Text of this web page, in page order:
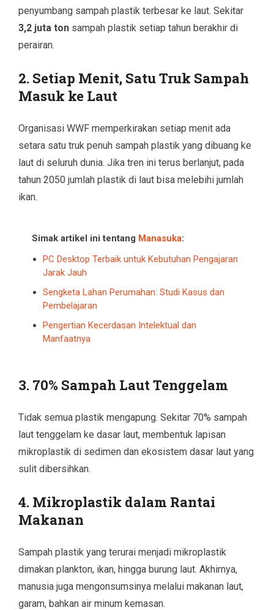
penyumbang sampah plastik terbesar ke laut. Sekitar
3,2 juta ton sampah plastik setiap tahun berakhir di
perairan.
2. Setiap Menit, Satu Truk Sampah
Masuk ke Laut
Organisasi WWF memperkirakan setiap menit ada
setara satu truk penuh sampah plastik yang dibuang ke
laut di seluruh dunia. Jika tren ini terus berlanjut, pada
tahun 2050 jumlah plastik di laut bisa melebihi jumlah
ikan.
Simak artikel ini tentang Manasuka:
PC Desktop Terbaik untuk Kebutuhan Pengajaran
Jarak Jauh
Sengketa Lahan Perumahan: Studi Kasus dan
Pembelajaran
Pengertian Kecerdasan Intelektual dan
Manfaatnya
3. 70% Sampah Laut Tenggelam
Tidak semua plastik mengapung. Sekitar 70% sampah
laut tenggelam ke dasar laut, membentuk lapisan
mikroplastik di sedimen dan ekosistem dasar laut yang
sulit dibersihkan.
4. Mikroplastik dalam Rantai
Makanan
Sampah plastik yang terurai menjadi mikroplastik
dimakan plankton, ikan, hingga burung laut. Akhirnya,
manusia juga mengonsumsinya melalui makanan laut,
garam, bahkan air minum kemasan.